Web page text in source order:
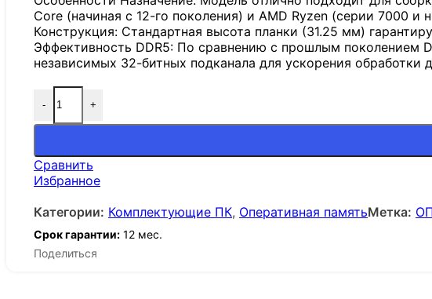
Core (начиная с 12-го поколения) и AMD Ryzen (серии 7000 и
Конструкция: Стандартная высота планки (31.25 мм)
Эффективность DDR5: По сравнению с прошлым поколением
независимых 32-битных подканала для ускорения обработки
- +
Сравнить
Избранное
Категории: Комплектующие ПК, Оперативная памятьМетка:
Срок гарантии: 12 мес.
Поделиться